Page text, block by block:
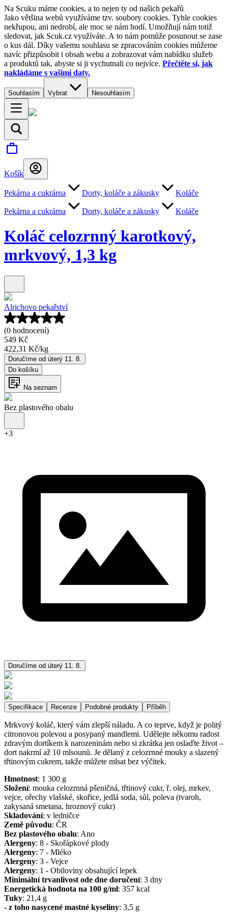
Na Scuku máme cookies, a to nejen ty od našich pekařů
Jako většina webů využíváme tzv. soubory cookies. Tyhle cookies
nekřupou, ani nedrobí, ale moc se nám hodí. Umožňují nám totiž
sledovat, jak Scuk.cz využíváte. A to nám pomůže posunout se zase
o kus dál. Díky vašemu souhlasu se zpracováním cookies můžeme
navíc přizpůsobit i obsah webu a zobrazovat vám nabídku služeb
a produktů tak, abyste si ji vychutnali co nejvíce. Přečtěte si, jak
nakládáme s vašimi daty.
Souhlasím Vybrat Nesouhlasím
Košík
Pekárna a cukrárna Dorty, koláče a zákusky Koláče
Pekárna a cukrárna Dorty, koláče a zákusky Koláče
Koláč celozrnný karotkový,
mrkvový, 1,3 kg
Alrichovo pekařství
(0 hodnocení)
549 Kč
422,31 Kč/kg
Doručíme od úterý 11. 8.
Do košíku
Na seznam
Bez plastového obalu
+3
Doručíme od úterý 11. 8.
Specifikace Recenze Podobné produkty Příběh
Mrkvový koláč, který vám zlepší náladu. A co teprve, když je politý
citronovou polevou a posypaný mandlemi. Udělejte někomu radost
zdravým dortíkem k narozeninám nebo si zkrátka jen oslaďte život –
dort nakrmí až 10 mlsounů. Je dělaný z celozrnné mouky a slazený
třtinovým cukrem, takže můžete mlsat bez výčitek.
Hmotnost: 1 300 g
Složení: mouka celozrnná pšeničná, třtinový cukr, ř. olej, mrkev,
vejce, ořechy vlašské, skořice, jedlá soda, sůl, poleva (tvaroh,
zakysaná smetana, hroznový cukr)
Skladování: v ledničce
Země původu: ČR
Bez plastového obalu: Ano
Alergeny: 8 - Skořápkové plody
Alergeny: 7 - Mléko
Alergeny: 3 - Vejce
Alergeny: 1 - Obiloviny obsahující lepek
Minimální trvanlivost ode dne doručení: 3 dny
Energetická hodnota na 100 g/ml: 357 kcal
Tuky: 21,4 g
- z toho nasycené mastné kyseliny: 3,5 g